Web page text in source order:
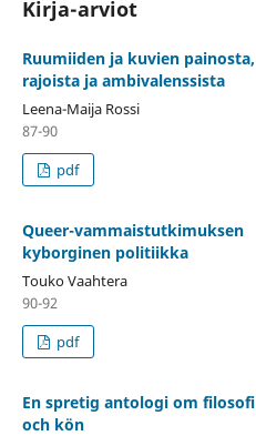
Kirja-arviot
Ruumiiden ja kuvien painosta,
rajoista ja ambivalenssista
Leena-Maija Rossi
87-90
pdf
Queer-vammaistutkimuksen
kyborginen politiikka
Touko Vaahtera
90-92
pdf
En spretig antologi om filosofi
och kön